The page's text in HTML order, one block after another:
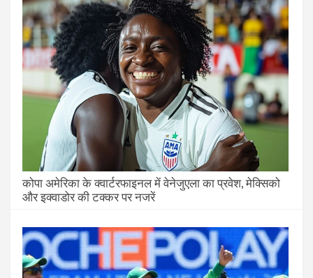
कोपा अमेरिका के क्वार्टरफाइनल में वेनेजुएला का प्रवेश, मेक्सिको
और इक्वाडोर की टक्कर पर नजरें